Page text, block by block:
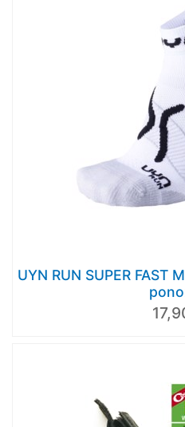
UYN RUN SUPER FAST